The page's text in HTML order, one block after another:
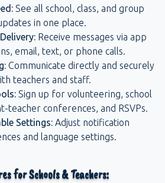
See all school, class, and group
in one place.
Receive messages via app
email, text, or phone calls.
Communicate directly and securely
teachers and staff.
Sign up for volunteering, school
teacher conferences, and RSVPs.
Settings: Adjust notification
and language settings.
for Schools & Teachers: